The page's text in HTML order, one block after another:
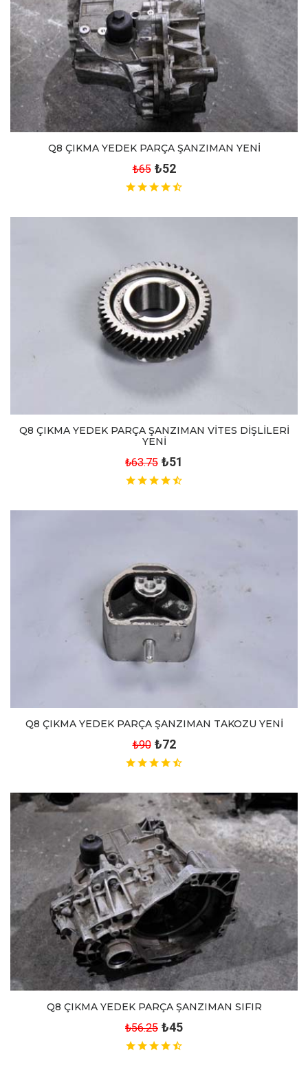
Q8 ÇIKMA YEDEK PARÇA ŞANZIMAN YENİ
₺65 ₺52
Q8 ÇIKMA YEDEK PARÇA ŞANZIMAN VİTES DİŞLİLERİ
YENİ
₺63.75 ₺51
Q8 ÇIKMA YEDEK PARÇA ŞANZIMAN TAKOZU YENİ
₺90 ₺72
Q8 ÇIKMA YEDEK PARÇA ŞANZIMAN SIFIR
₺56.25 ₺45